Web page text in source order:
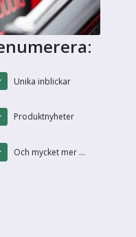
Unika inblickar
Produktnyheter
Och mycket mer ...